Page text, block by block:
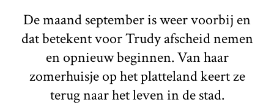
De maand september is weer voorbij en
dat betekent voor Trudy afscheid nemen
en opnieuw beginnen. Van haar
zomerhuisje op het platteland keert ze
terug naar het leven in de stad.